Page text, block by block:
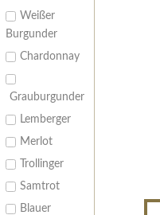
Weißer
Burgunder
Chardonnay
Grauburgunder
Lemberger
Merlot
Trollinger
Samtrot
Blauer